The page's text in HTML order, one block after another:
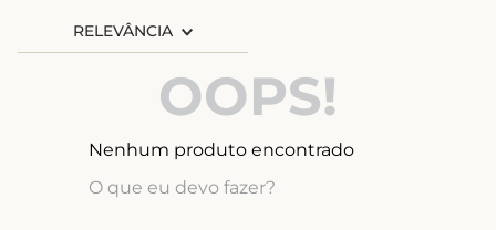
RELEVÂNCIA
OOPS!
Nenhum produto encontrado
O que eu devo fazer?
sutiã